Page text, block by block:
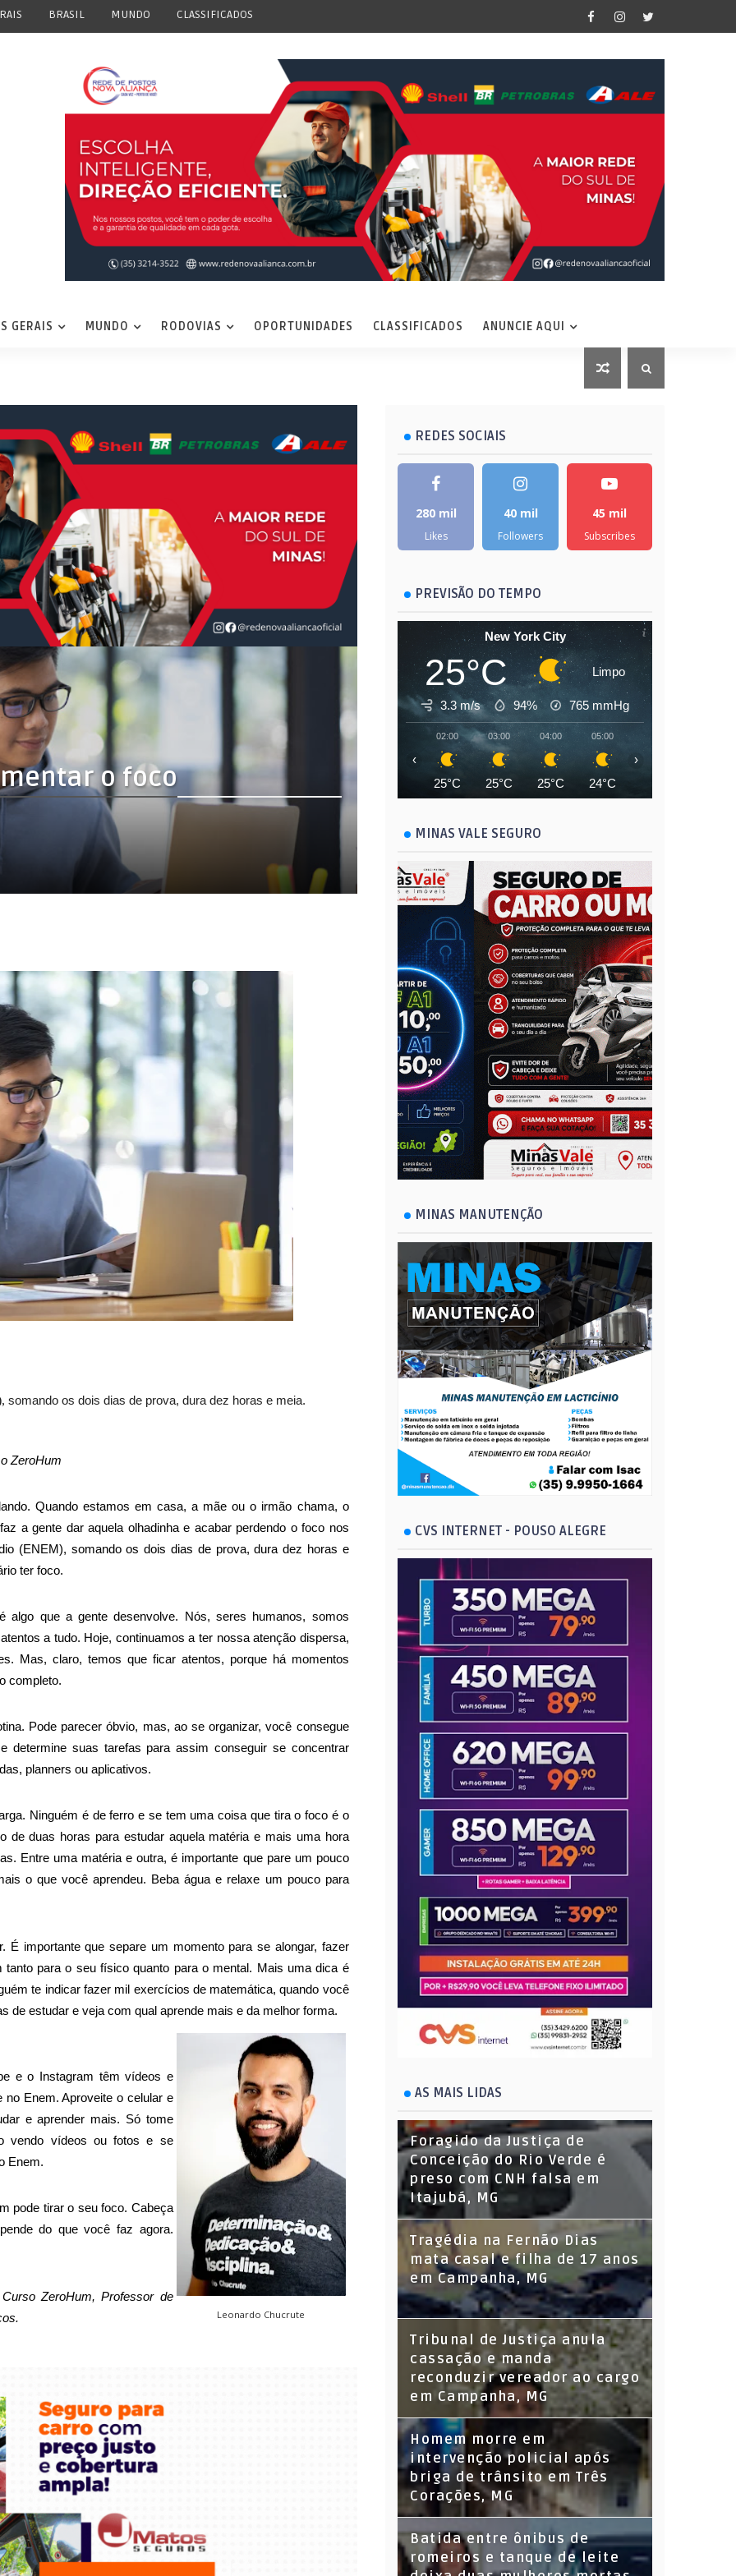
BRASIL MUNDO CLASSIFICADOS
GERAIS MUNDO RODOVIAS OPORTUNIDADES CLASSIFICADOS ANUNCIE AQUI
o foco
somando os dois dias de prova, dura dez horas e meia.
ZeroHum
Quando estamos em casa, a mãe ou o irmão chama, o
a gente dar aquela olhadinha e acabar perdendo o foco nos
(ENEM), somando os dois dias de prova, dura dez horas e
ter foco.
algo que a gente desenvolve. Nós, seres humanos, somos
a tudo. Hoje, continuamos a ter nossa atenção dispersa,
Mas, claro, temos que ficar atentos, porque há momentos
completo.
Pode parecer óbvio, mas, ao se organizar, você consegue
determine suas tarefas para assim conseguir se concentrar
planners ou aplicativos.
Ninguém é de ferro e se tem uma coisa que tira o foco é o
de duas horas para estudar aquela matéria e mais uma hora
Entre uma matéria e outra, é importante que pare um pouco
o que você aprendeu. Beba água e relaxe um pouco para
importante que separe um momento para se alongar, fazer
para o seu físico quanto para o mental. Mais uma dica é
te indicar fazer mil exercícios de matemática, quando você
de estudar e veja com qual aprende mais e da melhor forma.
Leonardo Chucrute
e o Instagram têm vídeos e
Enem. Aproveite o celular e
e aprender mais. Só tome
vendo vídeos ou fotos e se
Enem.
pode tirar o seu foco. Cabeça
do que você faz agora.
ZeroHum, Professor de
REDES SOCIAIS
280 mil
Likes
40 mil
Followers
45 mil
Subscribes
PREVISÃO DO TEMPO
New York City
25°C Limpo
3.3 m/s 94% 765 mmHg
02:00
25°C
03:00
25°C
04:00
25°C
05:00
24°C
‹ ›
MINAS VALE SEGURO
MINAS MANUTENÇÃO
CVS INTERNET - POUSO ALEGRE
AS MAIS LIDAS
Foragido da Justiça de
Conceição do Rio Verde é
preso com CNH falsa em
Itajubá, MG
Tragédia na Fernão Dias
mata casal e filha de 17 anos
em Campanha, MG
Tribunal de Justiça anula
cassação e manda
reconduzir vereador ao cargo
em Campanha, MG
Homem morre em
intervenção policial após
briga de trânsito em Três
Corações, MG
Batida entre ônibus de
romeiros e tanque de leite